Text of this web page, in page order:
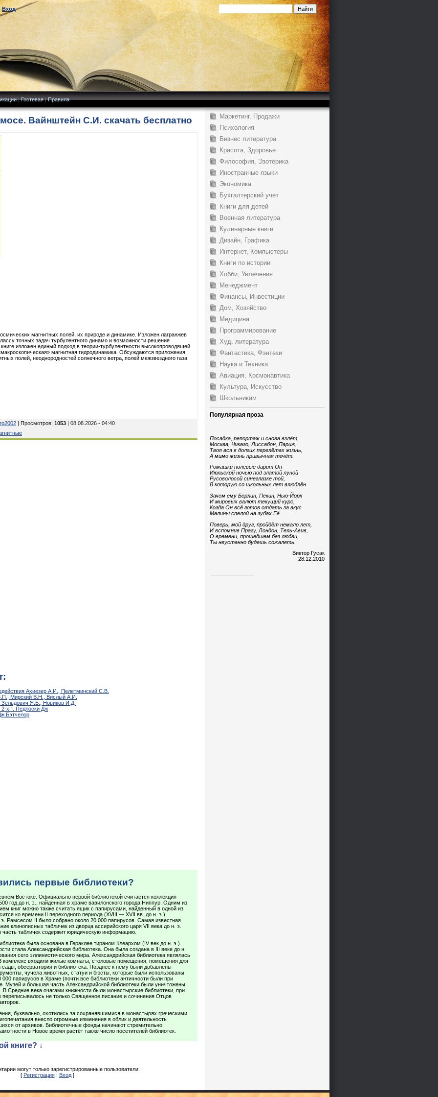
Вход
|Гостевая|Правила
Вайнштейн С.И. скачать бесплатно
магнитных полей, их природе и динамике. Изложен лагранжев
точных задач турбулентного динамо и возможности решения
изложен единый подход в теории-турбулентности высокопроводящей
магнитная гидродинамика. Обсуждаются приложения
полей, неоднородностей солнечного ветра, полей межзвездного газа
| Просмотров: 1053 | 08.08.2026 - 04:40
Ахиезер А.И., Пелетминский С.В.
Мирский В.Н., Вислый А.И.
Я.Б., Новиков И.Д.
2-х т. Педлоски Дж
первые библиотеки?
Востоке. Официально первой библиотекой считается коллекция
год до н. э., найденная в храме вавилонского города Ниппур. Одним из
книг можно также считать ящик с папирусами, найденный в одной из
ко времени II переходного периода (XVIII — XVII вв. до н. э.).
э. Рамсесом II было собрано около 20 000 папирусов. Самая известная
клинописных табличек из дворца ассирийского царя VII века до н. э.
табличек содержит юридическую информацию.
была основана в Гераклее тираном Клеархом (IV век до н. э.).
стала Александрийская библиотека. Она была создана в III веке до н.
сего эллинистического мира. Александрийская библиотека являлась
комплекс входили жилые комнаты, столовые помещения, помещения для
сады, обсерватория и библиотека. Позднее к нему были добавлены
чучела животных, статуи и бюсты, которые были использованы
папирусов в Храме (почти все библиотеки античности были при
Музей и большая часть Александрийской библиотеки были уничтожены
Средние века очагами книжности были монастырские библиотеки, при
переписывалось не только Священное писание и сочинения Отцов
буквально, охотились за сохранявшимися в монастырях греческими
внесло огромные изменения в облик и деятельность
от архивов. Библиотечные фонды начинают стремительно
в Новое время растёт также число посетителей библиотек.
книге? ↓
могут только зарегистрированные пользователи.
[ Регистрация| Вход]
Маркетинг, Продажи
Психология
Бизнес литература
Красота, Здоровье
Философия, Эзотерика
Иностранные языки
Экономика
Бухгалтерский учет
Книги для детей
Военная литература
Кулинарные книги
Дизайн, Графика
Интернет, Компьютеры
Книги по истории
Хобби, Увлечения
Менеджмент
Финансы, Инвестиции
Дом, Хозяйство
Медицина
Программирование
Худ. литература
Фантастика, Фэнтези
Наука и Техника
Авиация, Космонавтика
Культура, Искусство
Школьникам
Популярная проза
Посадка, репортаж и снова взлёт,
Москва, Чикаго, Лиссабон, Париж,
Твоя вся в долгих перелётах жизнь,
А мимо жизнь привычная течёт.
Ромашки полевые дарит Он
Июльской ночью под златой луной
Русоволосой синеглазке той,
В которую со школьных лет влюблён.
Зачем ему Берлин, Пекин, Нью-Йорк
И мировых валют текущий курс,
Когда Он всё готов отдать за вкус
Малины спелой на губах Её.
Поверь, мой друг, пройдёт немало лет,
И вспомнив Прагу, Лондон, Тель-Авив,
О времени, прошедшем без любви,
Ты неустанно будешь сожалеть.
Виктор Гусак
28.12.2010